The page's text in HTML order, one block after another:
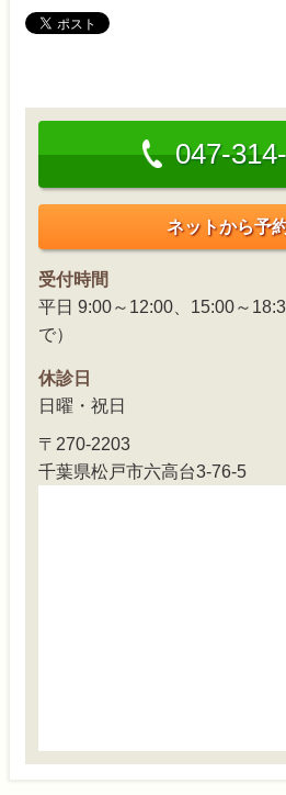
047-
ネットから予
受付時間
平日 9:00～12:00、15:00～
で）
休診日
日曜・祝日
〒270-2203
千葉県松戸市六高台3-76-5